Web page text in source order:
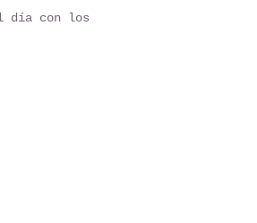
día con los